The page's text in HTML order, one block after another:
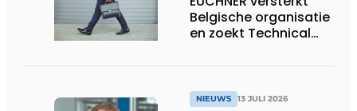
Belgische organisatie
en zoekt Technical
NIEUWS 13 JULI 2026